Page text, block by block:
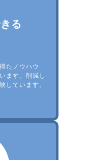
る
たノウハウ
ます。削減し
しています。